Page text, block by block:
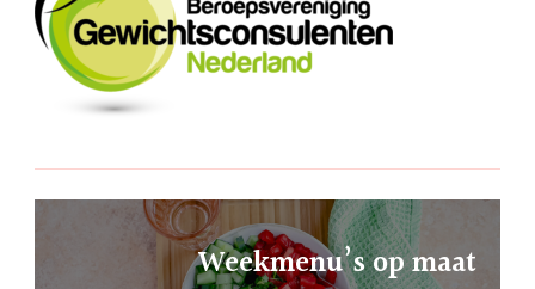
Weekmenu’s op maat